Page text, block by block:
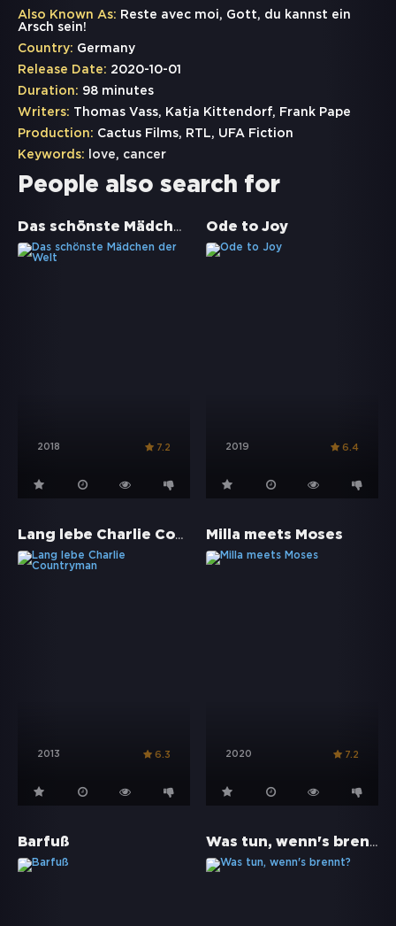
Also Known As: Reste avec moi, Gott, du kannst ein
Arsch sein!
Country: Germany
Release Date: 2020-10-01
Duration: 98 minutes
Writers: Thomas Vass, Katja Kittendorf, Frank Pape
Production: Cactus Films, RTL, UFA Fiction
Keywords:
love, cancer
People also search for
Das schönste Mädchen der Welt
2018 7.2
Ode to Joy
2019 6.4
Lang lebe Charlie Countryman
2013 6.3
Milla meets Moses
2020 7.2
Barfuß Was tun, wenn's brennt?